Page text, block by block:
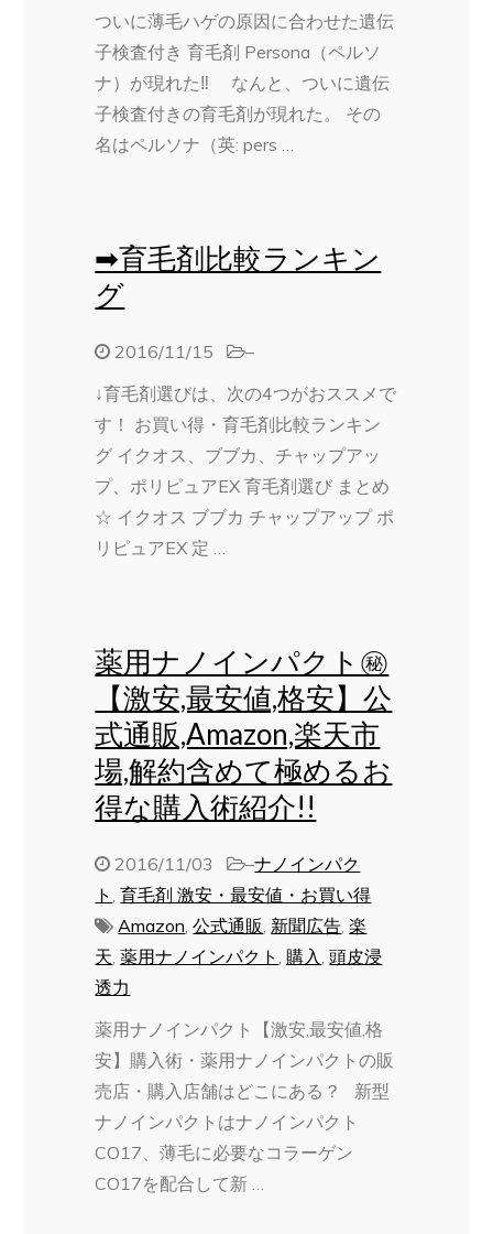
ついに薄毛ハゲの原因に合わせた遺伝
子検査付き 育毛剤 Persona（ペルソ
ナ）が現れた‼ なんと、ついに遺伝
子検査付きの育毛剤が現れた。 その
名はペルソナ（英: pers …
➡育毛剤比較ランキン
グ
2016/11/15
–
↓育毛剤選びは、次の4つがおススメで
す！ お買い得・育毛剤比較ランキン
グ イクオス、ブブカ、チャップアッ
プ、ポリピュアEX 育毛剤選び まとめ
☆ イクオス ブブカ チャップアップ ポ
リピュアEX 定 …
薬用ナノインパクト㊙
【激安,最安値,格安】公
式通販,Amazon,楽天市
場,解約含めて極めるお
得な購入術紹介!!
2016/11/03 –ナノインパク
ト,育毛剤 激安・最安値・お買い得
Amazon,公式通販, 新聞広告,楽
天,薬用ナノインパクト,購入,頭皮浸
透力
薬用ナノインパクト【激安,最安値,格
安】購入術・薬用ナノインパクトの販
売店・購入店舗はどこにある？ 新型
ナノインパクトはナノインパクト
CO17、薄毛に必要なコラーゲン
CO17を配合して新 …